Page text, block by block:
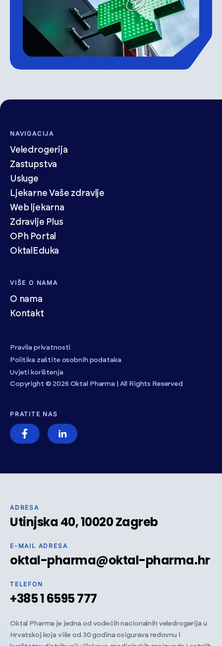
ADRESA
Utinjska 40, 10020 Zagreb
E-MAIL ADRESA
oktal-pharma@oktal-pharma.hr
TELEFON
+385 1 6595 777
Oktal Pharma je jedna od vodećih nacionalnih veledrogerija u
Hrvatskoj koja više od 30 godina osigurava redovnu i
NAVIGACIJA
Veledrogerija
Zastupstva
Usluge
Ljekarne Vaše zdravlje
Web ljekarna
Zdravlje Plus
OPh Portal
OktalEduka
VIŠE O NAMA
O nama
Kontakt
Pravila privatnosti
Politika zaštite osobnih podataka
Uvjeti korištenja
Copyright © 2026 Oktal Pharma | All Rights Reserved
PRATITE NAS